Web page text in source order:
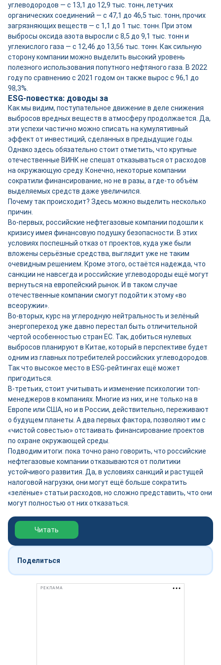
углеводородов — с 13,1 до 12,9 тыс. тонн, летучих
органических соединений — с 47,1 до 46,5 тыс. тонн, прочих
загрязняющих веществ — с 1,1 до 1 тыс. тонн. При этом
выбросы оксида азота выросли с 8,5 до 9,1 тыс. тонн и
углекислого газа — с 12,46 до 13,56 тыс. тонн. Как сильную
сторону компании можно выделить высокий уровень
полезного использования попутного нефтяного газа. В 2022
году по сравнению с 2021 годом он также вырос с 96,1 до
98,3%.
ESG-повестка: доводы за
Как мы видим, поступательное движение в деле снижения
выбросов вредных веществ в атмосферу продолжается. Да,
эти успехи частично можно списать на кумулятивный
эффект от инвестиций, сделанных в предыдущие годы.
Однако здесь обязательно стоит отметить, что крупные
отечественные ВИНК не спешат отказываться от расходов
на окружающую среду. Конечно, некоторые компании
сократили финансирование, но не в разы, а где-то объём
выделяемых средств даже увеличился.
Почему так происходит? Здесь можно выделить несколько
причин.
Во-первых, российские нефтегазовые компании подошли к
кризису имея финансовую подушку безопасности. В этих
условиях поспешный отказ от проектов, куда уже были
вложены серьёзные средства, выглядит уже не таким
очевидным решением. Кроме этого, остаётся надежда, что
санкции не навсегда и российские углеводороды ещё могут
вернуться на европейский рынок. И в таком случае
отечественные компании смогут подойти к этому «во
всеоружии».
Во-вторых, курс на углеродную нейтральность и зелёный
энергопереход уже давно перестал быть отличительной
чертой особенностью стран ЕС. Так, добиться нулевых
выбросов планируют в Китае, который в перспективе будет
одним из главных потребителей российских углеводородов.
Так что высокое место в ESG-рейтингах ещё может
пригодиться.
В-третьих, стоит учитывать и изменение психологии топ-
менеджеров в компаниях. Многие из них, и не только на в
Европе или США, но и в России, действительно, переживают
о будущем планеты. А два первых фактора, позволяют им с
«чистой совестью» отстаивать финансирование проектов
по охране окружающей среды.
Подводим итоги: пока точно рано говорить, что российские
нефтегазовые компании отказываются от политики
устойчивого развития. Да, в условиях санкций и растущей
налоговой нагрузки, они могут ещё больше сократить
«зелёные» статьи расходов, но сложно представить, что они
могут полностью от них отказаться.
Обзор выставки Нефтегаз-2026
Читать
Поделиться
РЕКЛАМА